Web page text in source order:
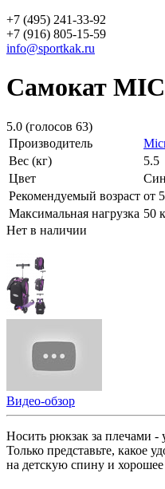
+7 (495) 241-33-92
+7 (916) 805-15-59
info@sportkak.ru
Самокат
5.0 (голосов 63)
Производитель
Вес (кг)
5.5
Цвет
Рекомендуемый возраст от
Максимальная нагрузка 50
Нет в наличии
Видео-обзор
Носить рюкзак за плечами
Только представьте, какое
на детскую спину и